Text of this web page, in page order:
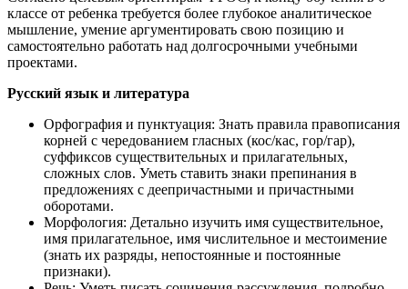
классе от ребенка требуется более глубокое аналитическое
мышление, умение аргументировать свою позицию и
самостоятельно работать над долгосрочными учебными
проектами.
Русский язык и литература
Орфография и пунктуация: Знать правила правописания
корней с чередованием гласных (кос/кас, гор/гар),
суффиксов существительных и прилагательных,
сложных слов. Уметь ставить знаки препинания в
предложениях с деепричастными и причастными
оборотами.
Морфология: Детально изучить имя существительное,
имя прилагательное, имя числительное и местоимение
(знать их разряды, непостоянные и постоянные
признаки).